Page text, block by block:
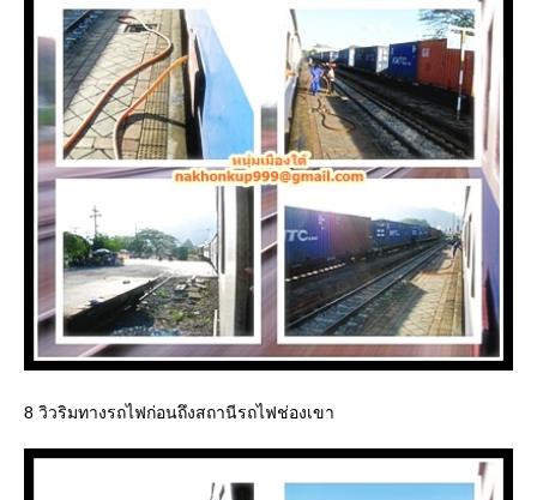
8 วิวริมทางรถไฟก่อนถึงสถานีรถไฟช่องเขา